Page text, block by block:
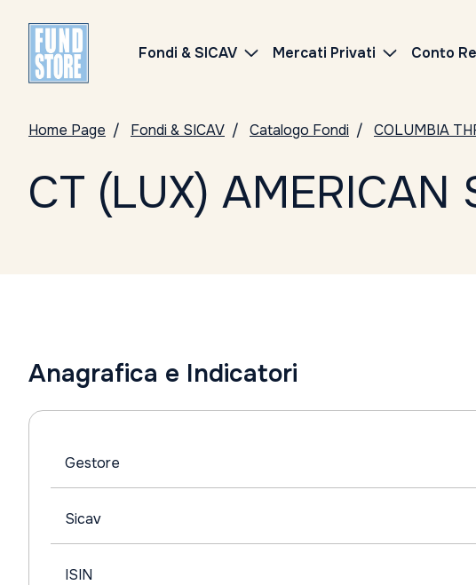
Fondi & SICAV Mercati Privati Conto
Home Page Fondi & SICAV Catalogo Fondi COLUMBIA
CT (LUX) AMERICAN
Anagrafica e Indicatori
Gestore
Sicav
ISIN